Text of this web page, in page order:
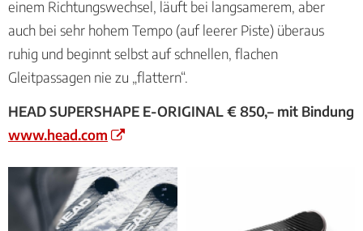
einem Richtungswechsel, läuft bei langsamerem, aber
auch bei sehr hohem Tempo (auf leerer Piste) überaus
ruhig und beginnt selbst auf schnellen, flachen
Gleitpassagen nie zu „flattern“.
HEAD SUPERSHAPE E-ORIGINAL € 850,– mit Bindung
www.head.com